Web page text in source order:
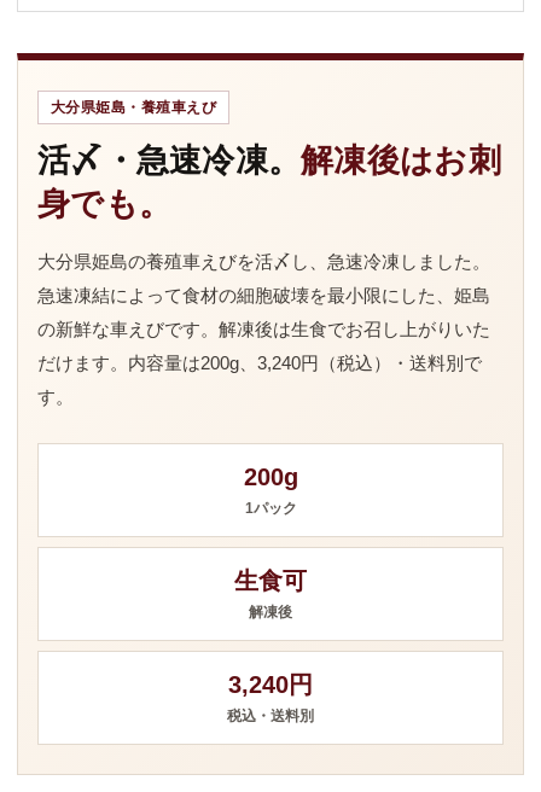
大分県姫島・養殖車えび
活〆・急速冷凍。解凍後はお刺
身でも。
大分県姫島の養殖車えびを活〆し、急速冷凍しました。
急速凍結によって食材の細胞破壊を最小限にした、姫島
の新鮮な車えびです。解凍後は生食でお召し上がりいた
だけます。内容量は200g、3,240円（税込）・送料別で
す。
200g
1パック
生食可
解凍後
3,240円
税込・送料別